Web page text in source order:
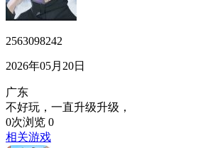
2563098242
2026年05月20日
广东
不好玩，一直升级升级，
0次浏览 0
相关游戏